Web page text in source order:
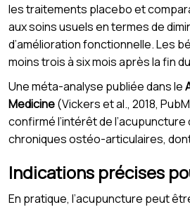
les traitements placebo et
aux soins usuels en termes de
d’amélioration fonctionnelle. Les
moins trois à six mois après la fin
Une méta-analyse publiée dans le
Medicine(Vickers et al., 2018,
confirmé l’intérêt de
chroniques ostéo-articulaires,
Indications précises
En pratique, l’acupuncture peut